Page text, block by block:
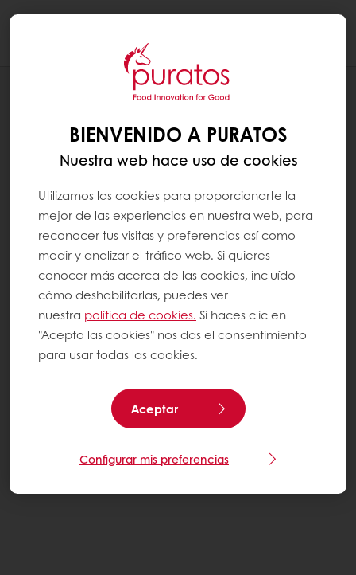
TOFFEE Y NARANJA
BIENVENIDO A PURATOS
Nuestra web hace uso de cookies
Utilizamos las cookies para proporcionarte la
mejor de las experiencias en nuestra web, para
reconocer tus visitas y preferencias así como
medir y analizar el tráfico web. Si quieres
conocer más acerca de las cookies, incluído
cómo deshabilitarlas, puedes ver
nuestra política de cookies. Si haces clic en
"Acepto las cookies" nos das el consentimiento
para usar todas las cookies.
Aceptar
Configurar mis preferencias